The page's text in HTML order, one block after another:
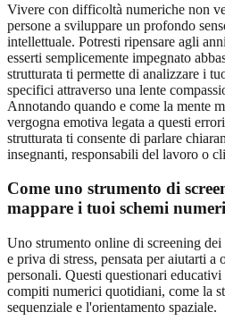
Vivere con difficoltà numeriche non
persone a sviluppare un profondo
intellettuale. Potresti ripensare agli
esserti semplicemente impegnato
strutturata ti permette di analizzare i
specifici attraverso una lente
Annotando quando e come la mente
vergogna emotiva legata a questi
strutturata ti consente di parlare
insegnanti, responsabili del lavoro o
Come uno strumento di
mappare i tuoi schemi
Uno strumento online di screening dei
e priva di stress, pensata per aiutarti a
personali. Questi questionari
compiti numerici quotidiani, come la
sequenziale e l'orientamento spaziale.